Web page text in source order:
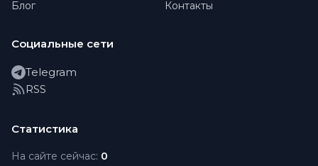
Блог
Контакты
Социальные сети
Telegram
RSS
Статистика
На сайте сейчас: 0